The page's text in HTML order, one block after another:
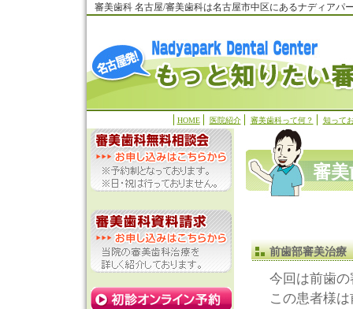
審美歯科 名古屋/審美歯科は名古屋市中区にあるナディアパ
HOME 医院紹介 審美歯科って何？ 知って
審
前歯部審美治療
今回は前歯
この患者様